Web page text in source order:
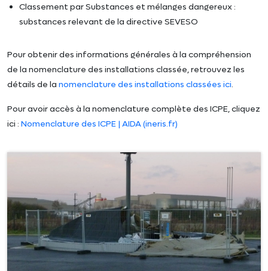
Classement par Substances et mélanges dangereux :
substances relevant de la directive SEVESO
Pour obtenir des informations générales à la compréhension
de la nomenclature des installations classée, retrouvez les
détails de la nomenclature des installations classées ici.
Pour avoir accès à la nomenclature complète des ICPE, cliquez
ici : Nomenclature des ICPE | AIDA (ineris.fr)